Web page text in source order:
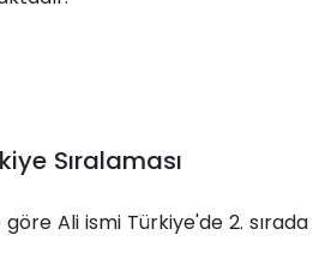
Sıralaması
Ali ismi Türkiye'de 2. sırada